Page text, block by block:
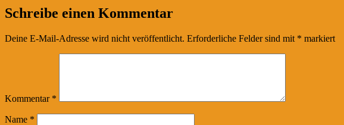
Schreibe einen Kommentar
Deine E-Mail-Adresse wird nicht veröffentlicht. Erforderliche Felder sind mit * markiert
Kommentar *
Name *